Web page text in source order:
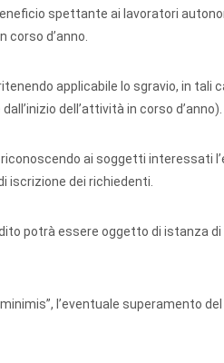
spettante ai lavoratori
d’anno.
applicabile lo sgravio, in tali
dell’attività in corso d’anno).
ai soggetti interessati
iscrizione dei richiedenti.
potrà essere oggetto di istanza di
l’eventuale superamento